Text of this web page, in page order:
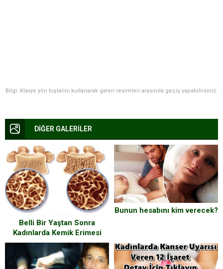
Bilgi: Klavye yön tuşlarını kullanarak galeri resimleri arasında geçiş yapabilirsiniz.
DİĞER GALERİLER
Belli Bir Yaştan Sonra
Kadınlarda Kemik Erimesi
Bunları Yapmazsanız
Kaçınılmaz İşte Korunma
Yolları
Bunun hesabını kim verecek?